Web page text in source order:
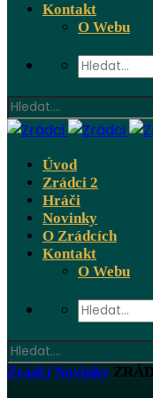
Kontakt
O Webu
Úvod
Zrádci 2
Hráči
Novinky
O Zrádcích
Kontakt
O Webu
Zrádci Novinky